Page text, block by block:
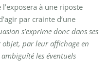
à une riposte
par crainte d’une
s’exprime donc dans ses
par leur affichage en
les éventuels